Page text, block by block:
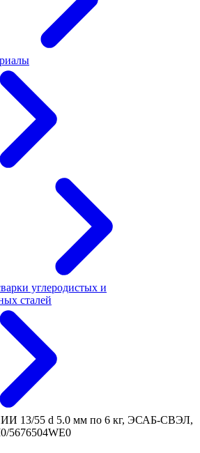
углеродистых и
сталей
13/55 d 5.0 мм по 6 кг, ЭСАБ-СВЭЛ,
5676504WE0